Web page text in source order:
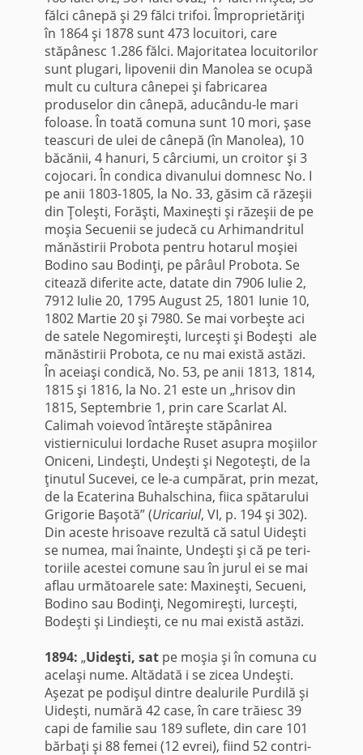
fălci cânepă şi 29 fălci trifoi. Împroprietăriţi
în 1864 şi 1878 sunt 473 locuitori, care
stăpânesc 1.286 fălci. Majoritatea locuitorilor
sunt plugari, lipovenii din Manolea se ocupă
mult cu cultura cânepei şi fabricarea
produselor din cânepă, aducându-le mari
foloase. În toată comuna sunt 10 mori, şase
teascuri de ulei de cânepă (în Manolea), 10
băcănii, 4 hanuri, 5 cârciumi, un croitor şi 3
cojocari. În condica divanului dom­nesc No. I
pe anii 1803-1805, la No. 33, găsim că răzeşii
din Ţoleşti, Forăşti, Maxineşti şi răzeşii de pe
moşia Secuenii se judecă cu Arhimandritul
mănăstirii Probota pentru hotarul moşiei
Bodino sau Bodinţi, pe pârâul Probota. Se
citează diferite acte, datate din 7906 Iulie 2,
7912 Iulie 20, 1795 August 25, 1801 Iunie 10,
1802 Martie 20 şi 7980. Se mai vorbeşte aci
de sa­tele Negomireşti, Iurceşti şi Bodeşti ale
mănăstirii Probota, ce nu mai există astăzi.
În aceiaşi condică, No. 53, pe anii 1813, 1814,
1815 şi 1816, la No. 21 este un „hrisov din
1815, Septembrie 1, prin care Scarlat Al.
Calimah voievod întăreşte stăpânirea
vistiernicului Iordache Ruset asupra moşiilor
Oniceni, Lindeşti, Undeşti şi Negoteşti, de la
ţinutul Sucevei, ce le-a cumpărat, prin mezat,
de la Ecaterina Buhalschina, fiica spătarului
Grigorie Başotă” (Uricariul, VI, p. 194 şi 302).
Din aceste hrisoave rezultă că satul Uideşti
se numea, mai înainte, Undeşti şi că pe teri­
toriile acestei comune sau în jurul ei se mai
aflau următoarele sate: Maxineşti, Secueni,
Bodino sau Bodinţi, Negomireşti, Iurceşti,
Bodeşti şi Lindieşti, ce nu mai există astăzi.
1894: „Uideşti, satpe moşia şi în comuna cu
acelaşi nume. Altădată i se zicea Undeşti.
Aşezat pe podişul dintre dealurile Purdilă şi
Uideşti, numără 42 case, în care trăiesc 39
capi de familie sau 189 suflete, din care 101
bărbaţi şi 88 fe­mei (12 evrei), fiind 52 contri­